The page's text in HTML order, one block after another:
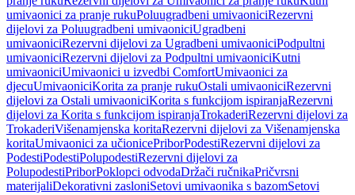
umivaonici za pranje rukuPoluugradbeni umivaoniciRezervni
dijelovi za Poluugradbeni umivaoniciUgradbeni
umivaoniciRezervni dijelovi za Ugradbeni umivaoniciPodpultni
umivaoniciRezervni dijelovi za Podpultni umivaoniciKutni
umivaoniciUmivaonici u izvedbi ComfortUmivaonici za
djecuUmivaoniciKorita za pranje rukuOstali umivaoniciRezervni
dijelovi za Ostali umivaoniciKorita s funkcijom ispiranjaRezervni
dijelovi za Korita s funkcijom ispiranjaTrokaderiRezervni dijelovi za
TrokaderiVišenamjenska koritaRezervni dijelovi za Višenamjenska
koritaUmivaonici za učionicePriborPodestiRezervni dijelovi za
PodestiPodestiPolupodestiRezervni dijelovi za
PolupodestiPriborPoklopci odvodaDržači ručnikaPričvrsni
materijaliDekorativni zasloniSetovi umivaonika s bazomSetovi